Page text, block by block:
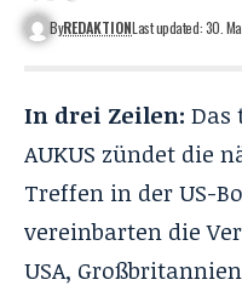
ByREDAKTIONLast updated: 30.
In drei Zeilen:
AUKUS zündet die
Treffen in der US-
vereinbarten die
USA,